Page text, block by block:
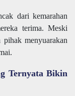
dari kemarahan
terima. Meski
pihak menyuarakan
Ternyata Bikin